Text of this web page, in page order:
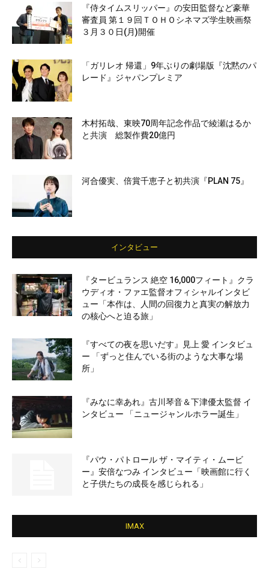
『侍タイムスリッパー』の安田監督など豪華
審査員 第１９回ＴＯＨＯシネマズ学生映画祭
３月３０日(月)開催
「ガリレオ 帰還」9年ぶりの劇場版『沈黙のパ
レード』ジャパンプレミア
木村拓哉、東映70周年記念作品で綾瀬はるか
と共演 総製作費20億円
河合優実、倍賞千恵子と初共演『PLAN 75』
インタビュー
『タービュランス 絶空 16,000フィート』クラ
ウディオ・ファエ監督オフィシャルインタビ
ュー「本作は、人間の回復力と真実の解放力
の核心へと迫る旅」
『すべての夜を思いだす』見上 愛 インタビュ
ー 「ずっと住んでいる街のような大事な場
所」
『みなに幸あれ』古川琴音＆下津優太監督 イ
ンタビュー 「ニュージャンルホラー誕生」
『パウ・パトロール ザ・マイティ・ムービ
ー』安倍なつみ インタビュー「映画館に行く
と子供たちの成長を感じられる」
IMAX